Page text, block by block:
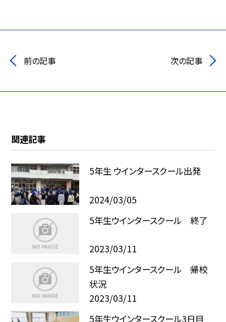
前の記事 次の記事
関連記事
5年生 ウインタースクール出発
2024/03/05
5年生ウインタースクール 終了
2023/03/11
5年生ウインタースクール 帰校
状況
2023/03/11
5年生ウインタースクール3日目